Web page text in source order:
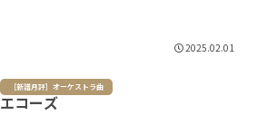
2025.02.01
［新譜月評］オーケストラ曲
エコーズ